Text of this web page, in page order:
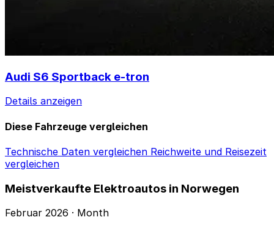
Audi S6 Sportback e-tron
Details anzeigen
Diese Fahrzeuge vergleichen
Technische Daten vergleichen Reichweite und Reisezeit
vergleichen
Meistverkaufte Elektroautos in Norwegen
Februar 2026 · Month